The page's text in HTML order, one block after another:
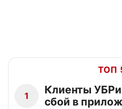
ТОП
1
Клиенты
сбой в